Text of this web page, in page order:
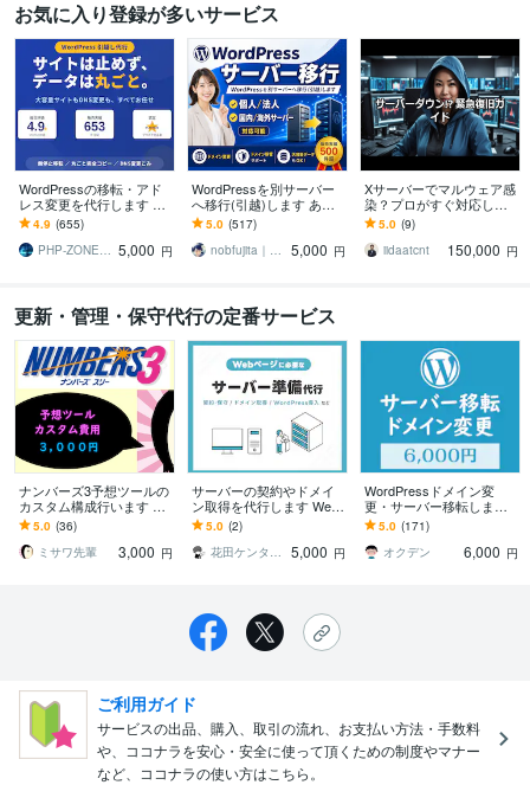
お気に入り登録が多いサービス
WordPressの移転・アド
レス変更を代行します 大
容量でも可！DNS変更な
どお引越しに必要な作業
全部こみ！
4.9 (655)
PHP‐ZONE．com 5,000 円
WordPressを別サーバー
へ移行(引越)します あな
たの大事なサイト(資産)を
丁寧に移行いたします！
5.0 (517)
nobfujita｜WP移行・保守
5,000 円
Xサーバーでマルウェア感
染？プロがすぐ対応しま
す 事業者様にもご満足い
ただける完全復旧以上の
高品質サービスです
5.0 (9)
iidaatcnt
150,000 円
更新・管理・保守代行の定番サービス
ナンバーズ3予想ツールの
カスタム構成行います 予
想ツールのカスタムを行
い、当選をググっと近づ
けます。
5.0 (36)
ミサワ先輩
3,000 円
サーバーの契約やドメイ
ン取得を代行します Web
に必要な環境づくりをま
るごとお任せください
5.0 (2)
花田ケンタ＠web制作
5,000 円
WordPressドメイン変
更・サーバー移転します
ワードプレスのドメイン
（URL）の変更、サーバ
ー移行・移転
5.0 (171)
オクデン
6,000 円
ご利用ガイド
サービスの出品、購入、取引の流れ、お支払い方法・手数料
や、ココナラを安心・安全に使って頂くための制度やマナー
など、ココナラの使い方はこちら。